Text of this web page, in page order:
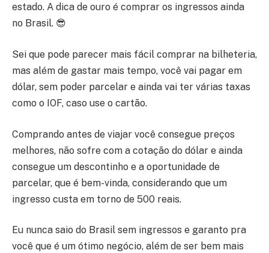
estado. A dica de ouro é comprar os ingressos ainda
no Brasil. 😎
Sei que pode parecer mais fácil comprar na bilheteria,
mas além de gastar mais tempo, você vai pagar em
dólar, sem poder parcelar e ainda vai ter várias taxas
como o IOF, caso use o cartão.
Comprando antes de viajar você consegue preços
melhores, não sofre com a cotação do dólar e ainda
consegue um descontinho e a oportunidade de
parcelar, que é bem-vinda, considerando que um
ingresso custa em torno de 500 reais.
Eu nunca saio do Brasil sem ingressos e garanto pra
você que é um ótimo negócio, além de ser bem mais